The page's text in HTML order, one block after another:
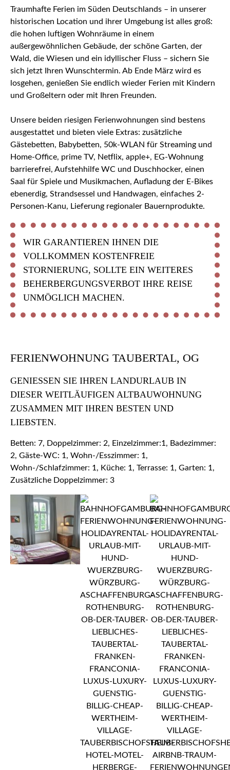
Traumhafte Ferien im Süden Deutschlands – in unserer
historischen Location und ihrer Umgebung ist alles groß:
die hohen luftigen Wohnräume in einem
außergewöhnlichen Gebäude, der schöne Garten, der
Wald, die Wiesen und ein idyllischer Fluss – sichern Sie
sich jetzt Ihren Wunschtermin. Ab Ende März wird es
losgehen, genießen Sie endlich wieder Ferien mit Kindern
und Großeltern oder mit Ihren Freunden.
Unsere beiden riesigen Ferienwohnungen sind bestens
ausgestattet und bieten viele Extras: zusätzliche
Gästebetten, Babybetten, 50k-WLAN für Streaming und
Home-Office, prime TV, Netflix, apple+, EG-Wohnung
barrierefrei, Aufstehhilfe WC und Duschhocker, einen
Saal für Spiele und Musikmachen, Aufladung der E-Bikes
ebenerdig, Strandsessel und Handwagen, einfaches 2-
Personen-Kanu, Lieferung regionaler Bauernprodukte.
WIR GARANTIEREN IHNEN DIE
VOLLKOMMEN KOSTENFREIE
STORNIERUNG, SOLLTE EIN WEITERES
BEHERBERGUNGSVERBOT IHRE REISE
UNMÖGLICH MACHEN.
FERIENWOHNUNG TAUBERTAL, OG
GENIESSEN SIE IHREN LANDURLAUB IN D
IESER WEITLÄUFIGEN ALTBAUWOHNUNG Z
USAMMEN MIT IHREN BESTEN UND L
IEBSTEN.
Betten: 7, Doppelzimmer: 2, Einzelzimmer:1, Badezimmer:
2, Gäste-WC: 1, Wohn-/Esszimmer: 1,
Wohn-/Schlafzimmer: 1, Küche: 1, Terrasse: 1, Garten: 1,
Zusätzliche Doppelzimmer: 3